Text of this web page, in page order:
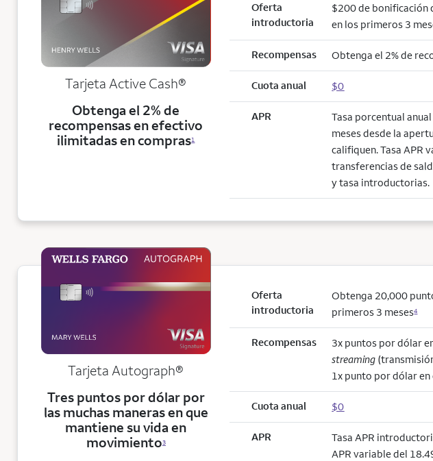
Tarjeta Active Cash®
Obtenga el 2% de
recompensas en efectivo
ilimitadas en compras1
Oferta
introductoria
$200 de bonificación
en los primeros 3
Recompensas Obtenga el 2% de
Cuota anual $0
APR
Tasa porcentual
meses desde la
califiquen. Tasa APR
transferencias de
y tasa introductorias.
TarjetaAutograph®
Tres puntos por dólar por
las muchas maneras en que
mantiene su vida en
movimiento3
Oferta
introductoria
Obtenga 20,000
primeros 3 meses4
Recompensas
3x puntos por dólar
streaming
1x punto por dólar
Cuota anual $0
APR
Tasa APR
APR variable del